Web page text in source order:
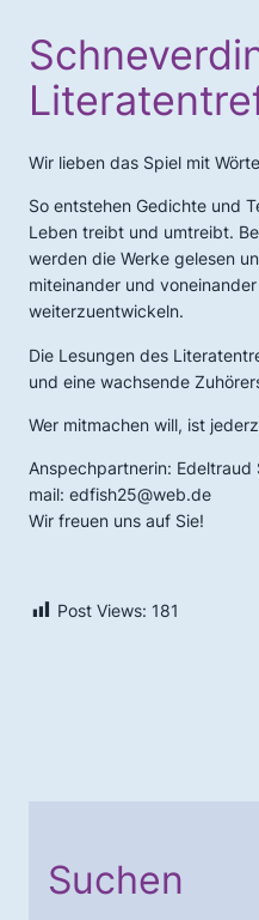
Wir lieben das Spiel mit
So entstehen Gedichte und
Leben treibt und umtreibt.
werden die Werke gelesen
miteinander und
weiterzuentwickeln.
Die Lesungen des
und eine wachsende
Wer mitmachen will, ist
Anspechpartnerin:
mail: edfish25@web.de
Wir freuen uns auf Sie!
Post Views: 181
Suchen